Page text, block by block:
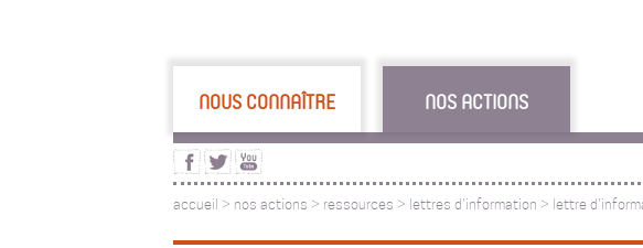
NOUS CONNAÎTRE NOS ACTIONS
accueil > nos actions > ressources > lettres d'information > lettre